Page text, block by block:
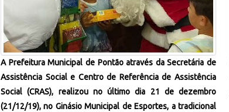
A Prefeitura Municipal de Pontão através da Secretária de
Assistência Social e Centro de Referência de Assistência
Social (CRAS), realizou no último dia 21 de dezembro
(21/12/19), no Ginásio Municipal de Esportes, a tradicional